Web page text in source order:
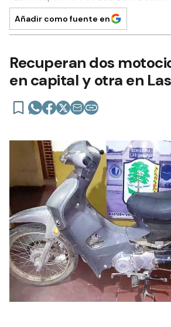
Añadir como fuente en
Recuperan dos
en capital y otra en